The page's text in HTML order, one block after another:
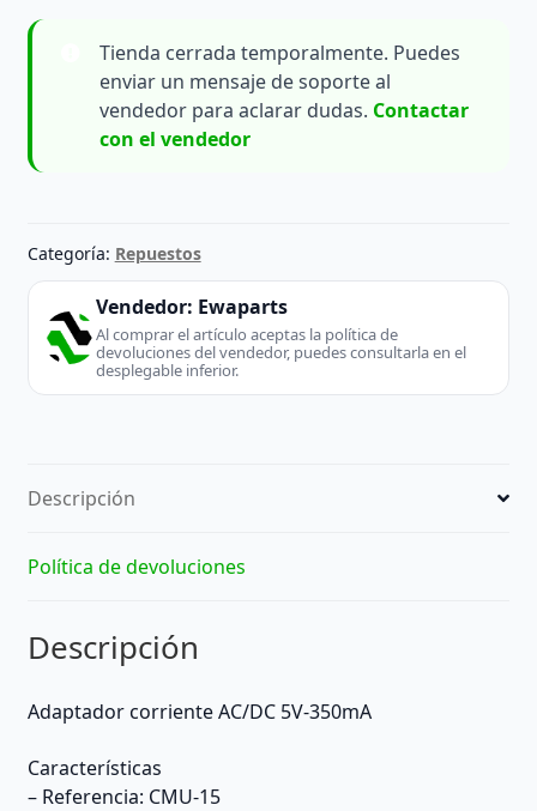
Tienda cerrada temporalmente. Puedes
enviar un mensaje de soporte al
vendedor para aclarar dudas. Contactar
con el vendedor
Categoría: Repuestos
Vendedor: Ewaparts
Al comprar el artículo aceptas la política de
devoluciones del vendedor, puedes consultarla en el
desplegable inferior.
Descripción
Política de devoluciones
Descripción
Adaptador corriente AC/DC 5V-350mA
Características
– Referencia: CMU-15